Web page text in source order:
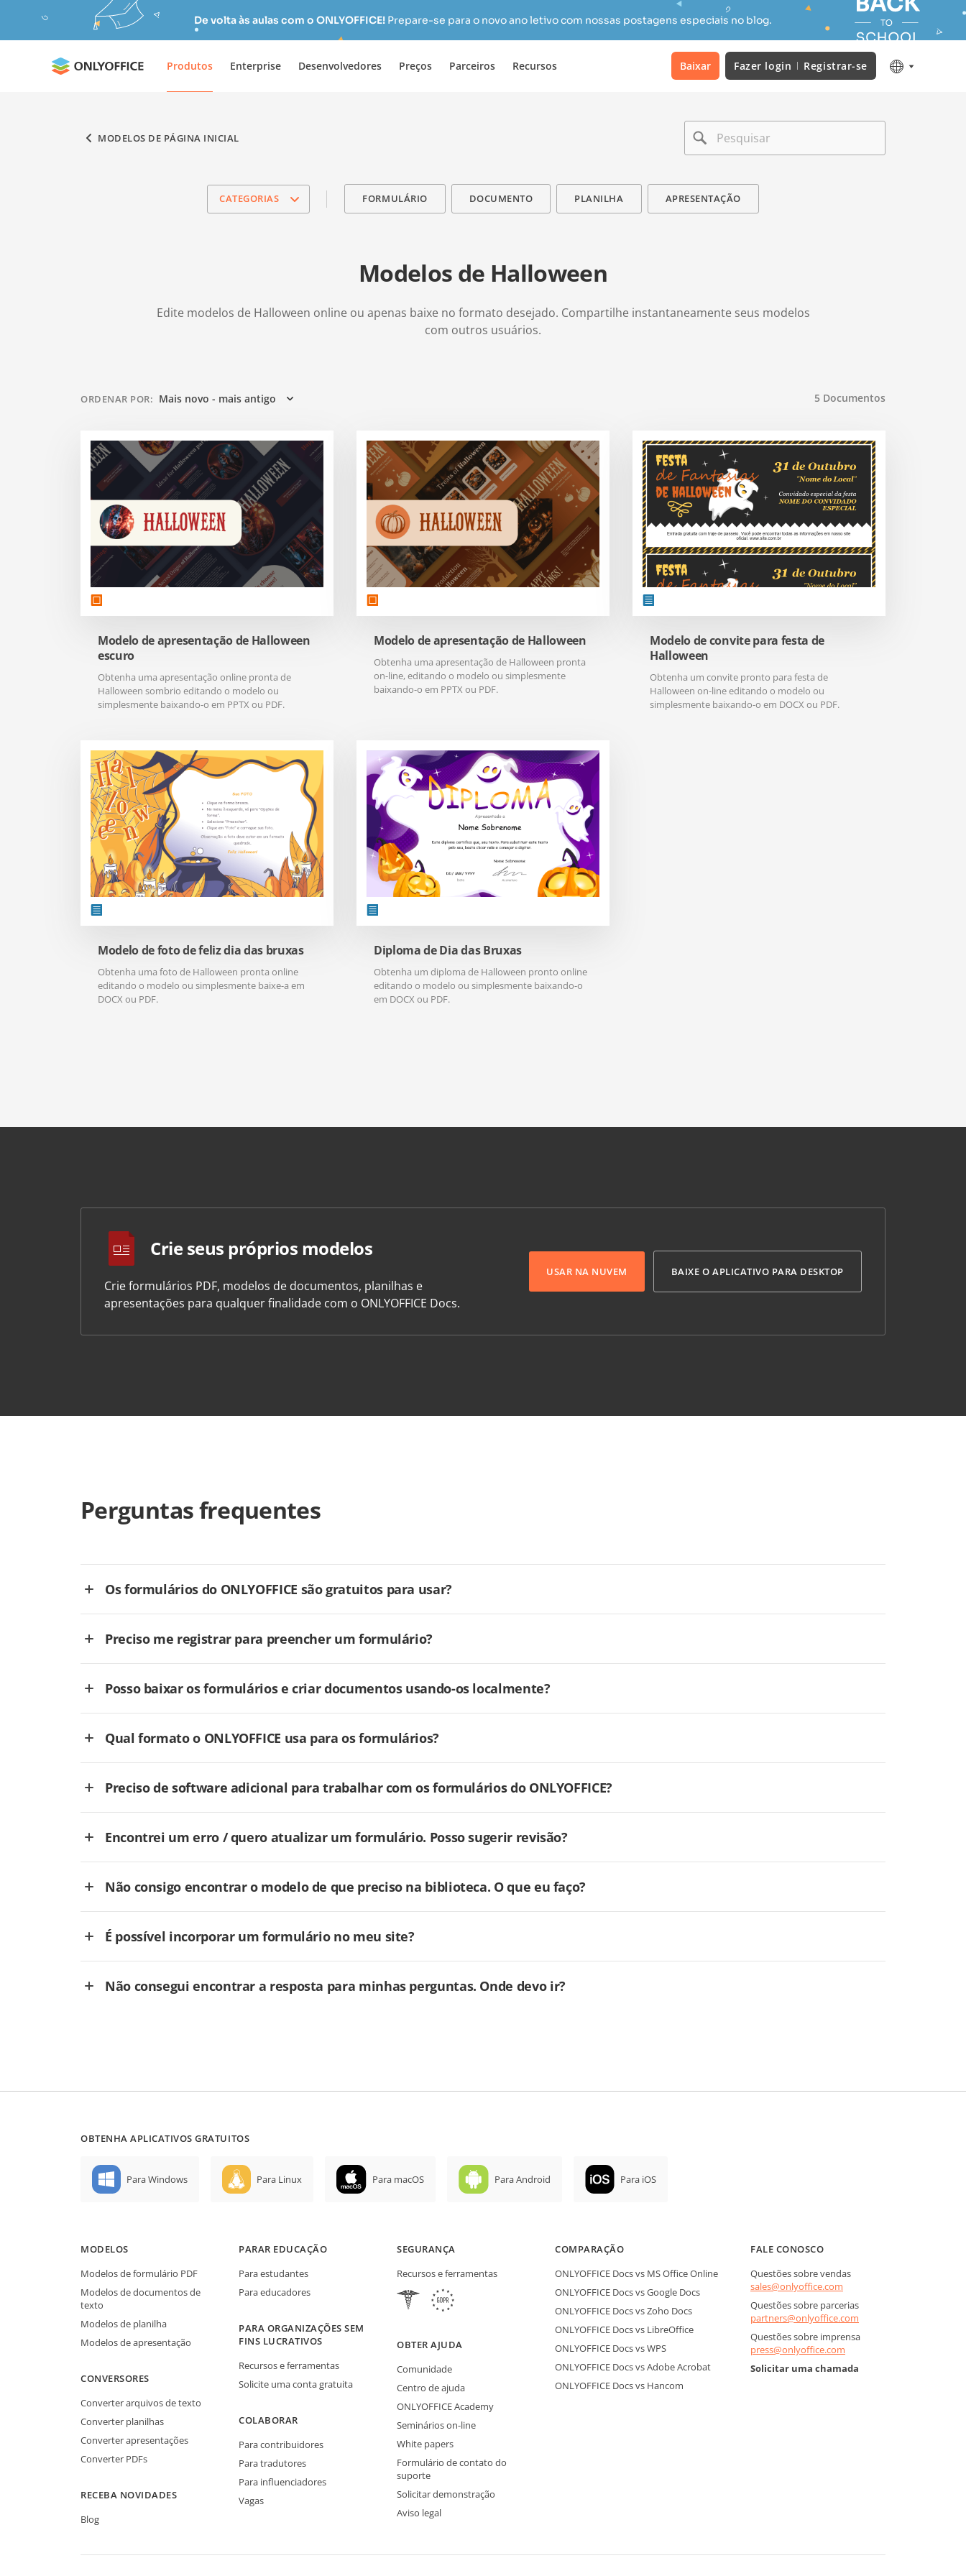
De volta às aulas com o ONLYOFFICE! Prepare-se para o novo ano letivo com nossas postagens especiais no blog.
Produtos Enterprise Desenvolvedores Preços Parceiros Recursos Baixar Fazer login Registrar-se
MODELOS DE PÁGINA INICIAL
CATEGORIAS FORMULÁRIO DOCUMENTO PLANILHA APRESENTAÇÃO
Modelos de Halloween
Edite modelos de Halloween online ou apenas baixe no formato desejado. Compartilhe instantaneamente seus modelos
com outros usuários.
ORDENAR POR: Mais novo - mais antigo 5 Documentos
Modelo de apresentação de Halloween
escuro
Obtenha uma apresentação online pronta de
Halloween sombrio editando o modelo ou
simplesmente baixando-o em PPTX ou PDF.
Modelo de apresentação de Halloween
Obtenha uma apresentação de Halloween pronta
on-line, editando o modelo ou simplesmente
baixando-o em PPTX ou PDF.
Modelo de convite para festa de
Halloween
Obtenha um convite pronto para festa de
Halloween on-line editando o modelo ou
simplesmente baixando-o em DOCX ou PDF.
Modelo de foto de feliz dia das bruxas
Obtenha uma foto de Halloween pronta online
editando o modelo ou simplesmente baixe-a em
DOCX ou PDF.
Diploma de Dia das Bruxas
Obtenha um diploma de Halloween pronto online
editando o modelo ou simplesmente baixando-o
em DOCX ou PDF.
Crie seus próprios modelos
Crie formulários PDF, modelos de documentos, planilhas e
apresentações para qualquer finalidade com o ONLYOFFICE Docs.
USAR NA NUVEM BAIXE O APLICATIVO PARA DESKTOP
Perguntas frequentes
Os formulários do ONLYOFFICE são gratuitos para usar?
Preciso me registrar para preencher um formulário?
Posso baixar os formulários e criar documentos usando-os localmente?
Qual formato o ONLYOFFICE usa para os formulários?
Preciso de software adicional para trabalhar com os formulários do ONLYOFFICE?
Encontrei um erro / quero atualizar um formulário. Posso sugerir revisão?
Não consigo encontrar o modelo de que preciso na biblioteca. O que eu faço?
É possível incorporar um formulário no meu site?
Não consegui encontrar a resposta para minhas perguntas. Onde devo ir?
OBTENHA APLICATIVOS GRATUITOS
Para Windows Para Linux Para macOS Para Android Para iOS
MODELOS
Modelos de formulário PDF
Modelos de documentos de
texto
Modelos de planilha
Modelos de apresentação
CONVERSORES
Converter arquivos de texto
Converter planilhas
Converter apresentações
Converter PDFs
RECEBA NOVIDADES
Blog
PARAR EDUCAÇÃO
Para estudantes
Para educadores
PARA ORGANIZAÇÕES SEM
FINS LUCRATIVOS
Recursos e ferramentas
Solicite uma conta gratuita
COLABORAR
Para contribuidores
Para tradutores
Para influenciadores
Vagas
SEGURANÇA
Recursos e ferramentas
OBTER AJUDA
Comunidade
Centro de ajuda
ONLYOFFICE Academy
Seminários on-line
White papers
Formulário de contato do
suporte
Solicitar demonstração
Aviso legal
COMPARAÇÃO
ONLYOFFICE Docs vs MS Office Online
ONLYOFFICE Docs vs Google Docs
ONLYOFFICE Docs vs Zoho Docs
ONLYOFFICE Docs vs LibreOffice
ONLYOFFICE Docs vs WPS
ONLYOFFICE Docs vs Adobe Acrobat
ONLYOFFICE Docs vs Hancom
FALE CONOSCO
Questões sobre vendas
sales@onlyoffice.com
Questões sobre parcerias
partners@onlyoffice.com
Questões sobre imprensa
press@onlyoffice.com
Solicitar uma chamada